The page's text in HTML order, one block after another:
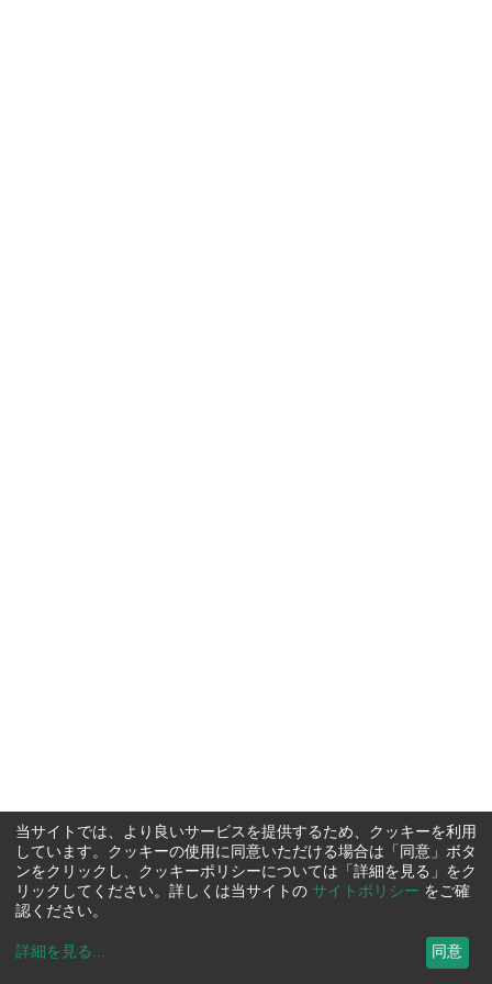
当サイトでは、より良いサービスを提供するため、クッキーを利用
しています。クッキーの使用に同意いただける場合は「同意」ボタ
ンをクリックし、クッキーポリシーについては「詳細を見る」をク
リックしてください。詳しくは当サイトの サイトポリシー をご確
認ください。
詳細を見る ... 同意